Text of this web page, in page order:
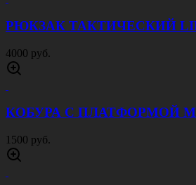
РЮКЗАК ТАКТИЧЕСКИЙ
4000 руб.
КОБУРА С ПЛАТФОРМОЙ
1500 руб.